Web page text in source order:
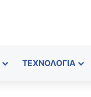
ΤΕΧΝΟΛΟΓΊΑ